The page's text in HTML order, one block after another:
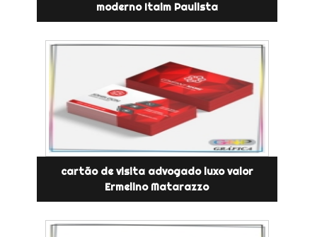
moderno Itaim Paulista
cartão de visita advogado luxo valor
Ermelino Matarazzo